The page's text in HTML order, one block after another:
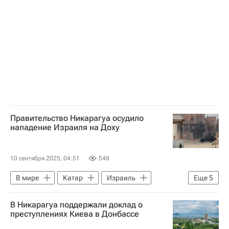
Правительство Никарагуа осудило
нападение Израиля на Доху
10 сентября 2025, 04:51 548
Еще5
В мире Катар
Израиль
Никарагуа
Биньямин Нетаньяху
Дональд Трамп
ХАМАС
В Никарагуа поддержали доклад о
преступлениях Киева в Донбассе